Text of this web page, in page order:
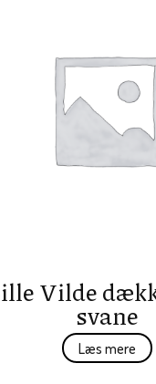
Vilde
svane
Læs mere